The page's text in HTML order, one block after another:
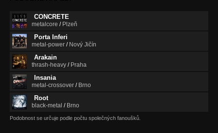
CONCRETE
metalcore / Plzeň
Porta Inferi
metal-power / Nový Jičín
Arakain
thrash-heavy / Praha
Insania
metal-crossover / Brno
Root
black-metal / Brno
Podobnost se určuje podle počtu společných fanoušků.